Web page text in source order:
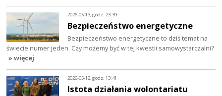
2026-05-13, godz. 23:39
Bezpieczeństwo energetyczne
Bezpieczeństwo energetyczne to dziś temat na
świecie numer jeden. Czy możemy być w tej kwestii samowystarczalni?
» więcej
2026-05-12, godz. 13:41
Istota działania wolontariatu